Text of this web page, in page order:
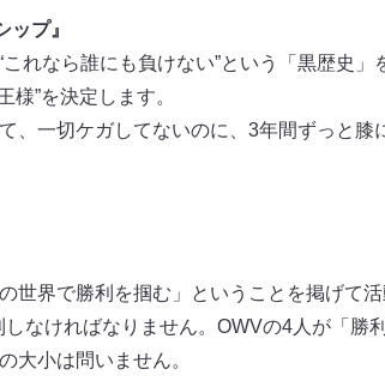
プ』
れなら誰にも負けない”という「黒歴史」
”を決定します。
、一切ケガしてないのに、3年間ずっと膝
世界で勝利を掴む」ということを掲げて
なければなりません。OWVの4人が「勝
大小は問いません。